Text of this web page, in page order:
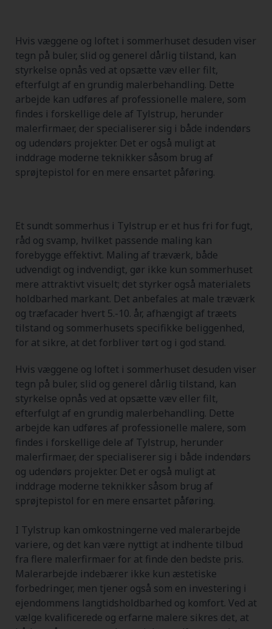
Hvis væggene og loftet i sommerhuset desuden viser
tegn på buler, slid og generel dårlig tilstand, kan
styrkelse opnås ved at opsætte væv eller filt,
efterfulgt af en grundig malerbehandling. Dette
arbejde kan udføres af professionelle malere, som
findes i forskellige dele af Tylstrup, herunder
malerfirmaer, der specialiserer sig i både indendørs
og udendørs projekter. Det er også muligt at
inddrage moderne teknikker såsom brug af
sprøjtepistol for en mere ensartet påføring.
Et sundt sommerhus i Tylstrup er et hus fri for fugt,
råd og svamp, hvilket passende maling kan
forebygge effektivt. Maling af træværk, både
udvendigt og indvendigt, gør ikke kun sommerhuset
mere attraktivt visuelt; det styrker også materialets
holdbarhed markant. Det anbefales at male træværk
og træfacader hvert 5.-10. år, afhængigt af træets
tilstand og sommerhusets specifikke beliggenhed,
for at sikre, at det forbliver tørt og i god stand.
Hvis væggene og loftet i sommerhuset desuden viser
tegn på buler, slid og generel dårlig tilstand, kan
styrkelse opnås ved at opsætte væv eller filt,
efterfulgt af en grundig malerbehandling. Dette
arbejde kan udføres af professionelle malere, som
findes i forskellige dele af Tylstrup, herunder
malerfirmaer, der specialiserer sig i både indendørs
og udendørs projekter. Det er også muligt at
inddrage moderne teknikker såsom brug af
sprøjtepistol for en mere ensartet påføring.
I Tylstrup kan omkostningerne ved malerarbejde
variere, og det kan være nyttigt at indhente tilbud
fra flere malerfirmaer for at finde den bedste pris.
Malerarbejde indebærer ikke kun æstetiske
forbedringer, men tjener også som en investering i
ejendommens langtidsholdbarhed og komfort. Ved at
vælge kvalificerede og erfarne malere sikres det, at